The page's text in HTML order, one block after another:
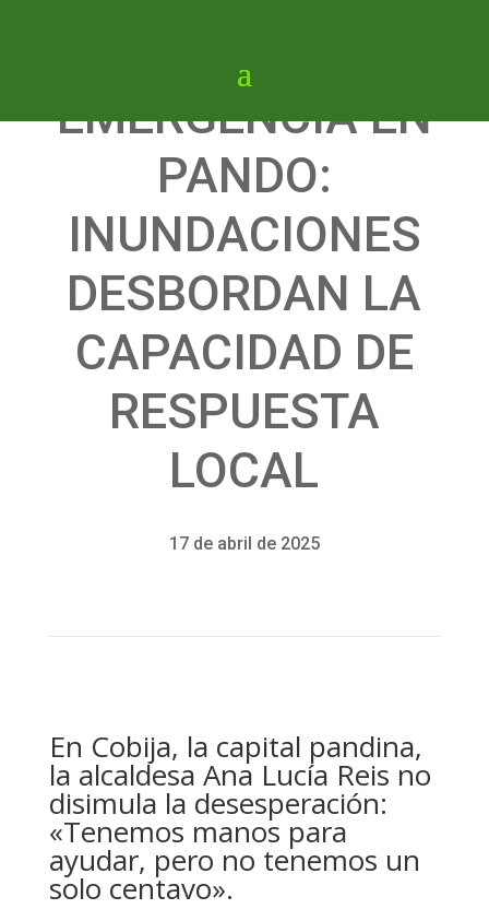
EMERGENCIA EN
PANDO:
INUNDACIONES
DESBORDAN LA
CAPACIDAD DE
RESPUESTA
LOCAL
17 de abril de 2025
En Cobija, la capital pandina,
la alcaldesa Ana Lucía Reis no
disimula la desesperación:
«Tenemos manos para
ayudar, pero no tenemos un
solo centavo».